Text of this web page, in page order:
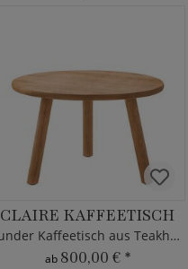
CLAIRE KAFFEETISCH
Runder Kaffeetisch aus Teakholz
ab 800,00 € *